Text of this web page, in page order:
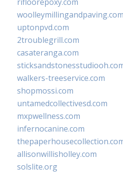
woolleymillingandpaving.com
uptonpvd.com
2troublegrill.com
casateranga.com
walkers-treeservice.com
shopmossi.com
untamedcollectivesd.com
mxpwellness.com
infernocanine.com
allisonwillisholley.com
solslite.org